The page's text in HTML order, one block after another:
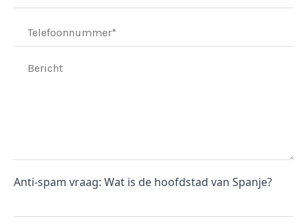
Anti-spam vraag: Wat is de hoofdstad van Spanje?